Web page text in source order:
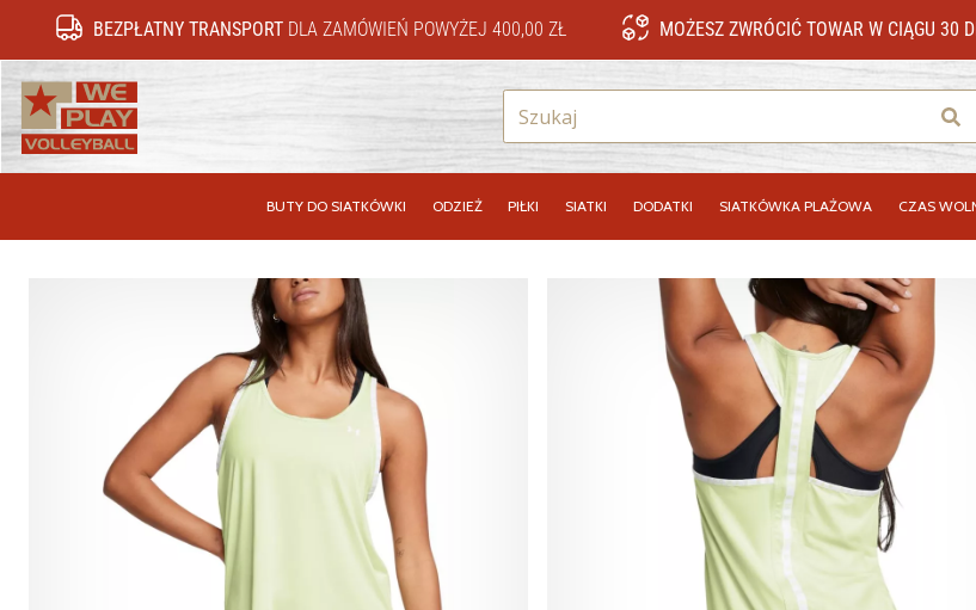
BEZPŁATNY TRANSPORT DLA ZAMÓWIEŃ POWYŻEJ 400,00 ZŁ MOŻESZ ZWRÓCIĆ TOWAR W CIĄGU 30
Szukaj
BUTY DO SIATKÓWKI ODZIEŻ PIŁKI SIATKI DODATKI SIATKÓWKA PLAŻOWA CZAS